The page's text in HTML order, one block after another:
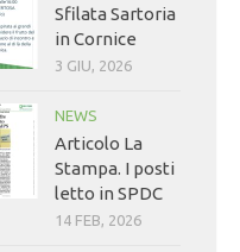
Sfilata Sartoria
in Cornice
3 GIU, 2026
NEWS
Articolo La
Stampa. I posti
letto in SPDC
14 FEB, 2026